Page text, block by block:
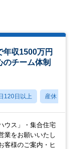
年収1500万円
のチーム体制
120日以上 産休・育休
ウス」・集合住宅
業をお願いいたし
客様のご案内・ヒ